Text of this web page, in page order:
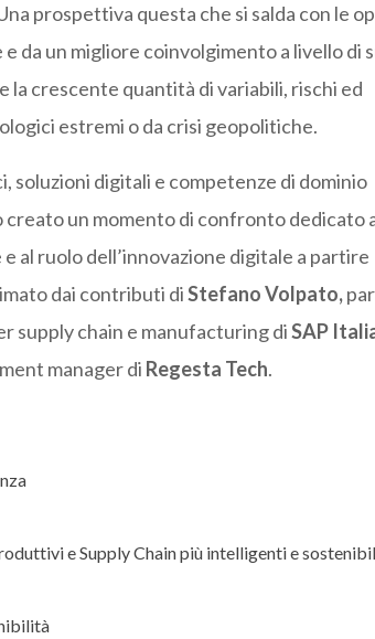
prospettiva questa che si salda con le
da un migliore coinvolgimento a livello di
crescente quantità di variabili, rischi ed
estremi o da crisi geopolitiche.
soluzioni digitali e competenze di dominio
un momento di confronto dedicato
al ruolo dell’innovazione digitale a partire
dai contributi diStefano Volpato,
supply chain e manufacturing diSAP
manager di Regesta Tech.
e Supply Chain più intelligenti e